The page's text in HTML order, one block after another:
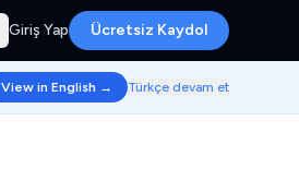
Giriş Yap Ücretsiz Kaydol
View in English → Türkçe devam et